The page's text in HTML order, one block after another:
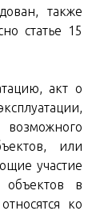
также
статье 15
акт о
или
участие
объектов в
ко